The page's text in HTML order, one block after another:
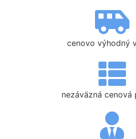
cenovo výhodný
nezáväzná cenová